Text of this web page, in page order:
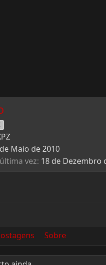
Maio de 2010
vez 18 de Dezembro
Sobre